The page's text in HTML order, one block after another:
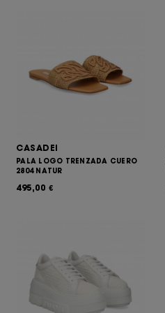
CASADEI
PALA LOGO TRENZADA CUERO
2804 NATUR
495,00 €